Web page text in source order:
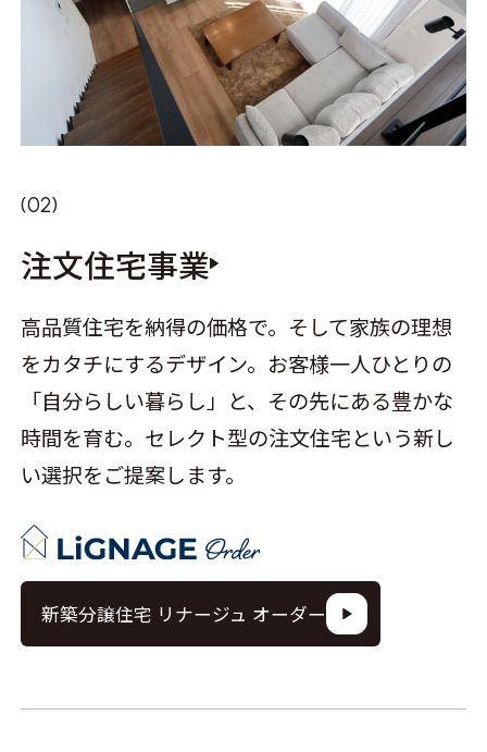
注文住宅事業
高品質住宅を納得の価格で。そして家族の理想
をカタチにするデザイン。お客様一人ひとりの
「自分らしい暮らし」と、その先にある豊かな
時間を育む。セレクト型の注文住宅という新し
い選択をご提案します。
新築分譲住宅 リナージュ オーダー